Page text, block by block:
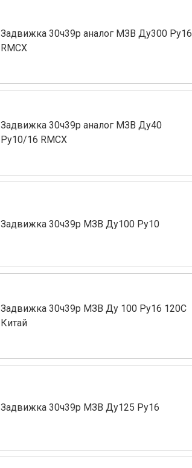
Задвижка 30ч39р аналог МЗВ Ду300 Ру16
RMCX
Задвижка 30ч39р аналог МЗВ Ду40
Ру10/16 RMCX
Задвижка 30ч39р МЗВ Ду100 Ру10
Задвижка 30ч39р МЗВ Ду 100 Ру16 120С
Китай
Задвижка 30ч39р МЗВ Ду125 Ру16